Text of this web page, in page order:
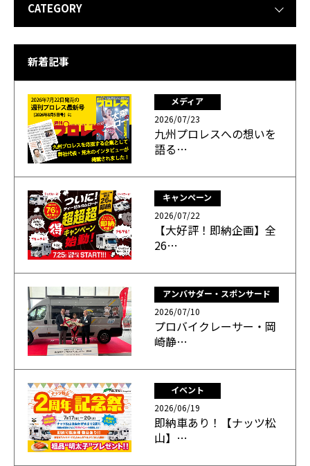
CATEGORY
新着記事
メディア
2026/07/23
九州プロレスへの想いを
語る…
キャンペーン
2026/07/22
【大好評！即納企画】全
26…
アンバサダー・スポンサード
2026/07/10
プロバイクレーサー・岡
崎静…
イベント
2026/06/19
即納車あり！【ナッツ松
山】…